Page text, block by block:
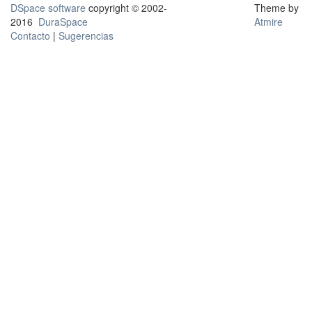
DSpace software copyright © 2002-
2016 DuraSpace
Contacto | Sugerencias
Theme by
Atmire